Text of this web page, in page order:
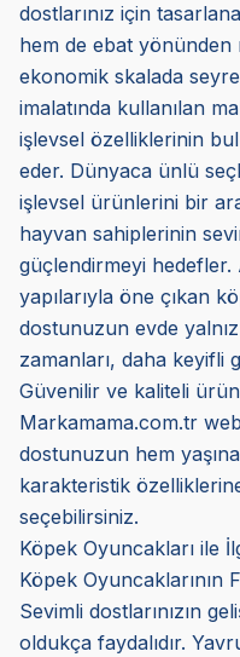
dostlarınız için
hem de ebat yönünden
ekonomik skalada
imalatında kullanılan
işlevsel özelliklerinin
eder. Dünyaca ünlü
işlevsel ürünlerini bir
hayvan sahiplerinin
güçlendirmeyi hedefler.
yapılarıyla öne çıkan
dostunuzun evde
zamanları, daha keyifli
Güvenilir ve kaliteli
Markamama.com.tr
dostunuzun hem
karakteristik
seçebilirsiniz.
Köpek Oyuncakları ile
Köpek Oyuncaklarının
Sevimli dostlarınızın
oldukça faydalıdır.